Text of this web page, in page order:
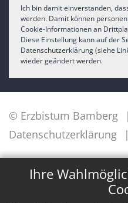
Ihre
Ich bin damit einverstanden,
werden. Damit können
Cookie-Informationen an
Diese Einstellung kann auf der
Datenschutzerklärung (siehe
wieder geändert werden.
© Erzbistum Bamberg
Datenschutzerklärung